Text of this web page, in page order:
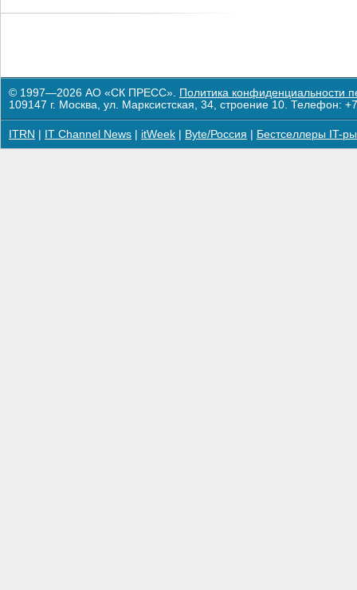
© 1997—2026 АО «СК ПРЕСС». Политика конфиденциальности
109147 г. Москва, ул. Марксистская, 34, строение 10. Телефон:
ITRN IT Channel News itWeek Byte/Россия Бестселлеры IT-